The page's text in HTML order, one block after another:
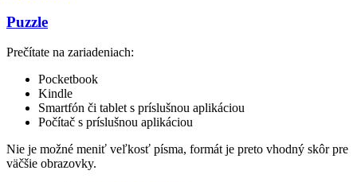
Puzzle
Prečítate na zariadeniach:
Pocketbook
Kindle
Smartfón či tablet s príslušnou aplikáciou
Počítač s príslušnou aplikáciou
Nie je možné meniť veľkosť písma, formát je preto vhodný skôr pre
väčšie obrazovky.